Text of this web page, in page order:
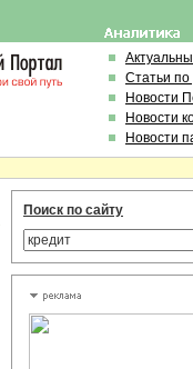
Статьи
Новости
Новости
Новости
Поиск по сайту